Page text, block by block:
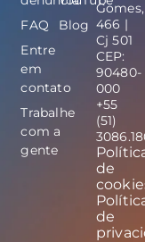
FAQ
Entre
em
contato
Trabalhe
com a
gente
Blog
Gomes,
466 |
Cj 501
CEP:
90480-
000
+55
(51)
de
de